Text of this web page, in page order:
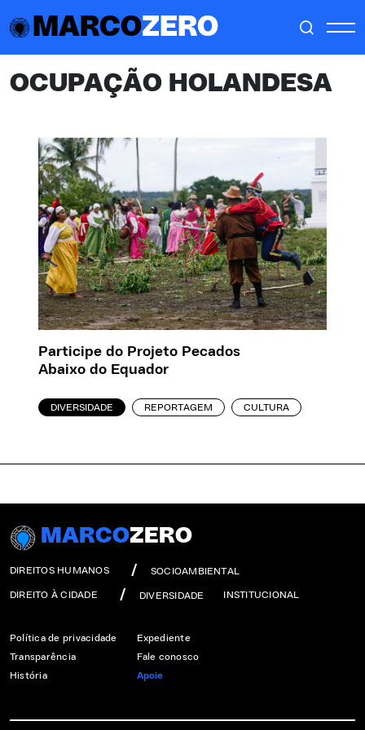
MARCOZERO
OCUPAÇÃO HOLANDESA
Participe do Projeto Pecados
Abaixo do Equador
DIVERSIDADE REPORTAGEM CULTURA
MARCOZERO
DIREITOS HUMANOS SOCIOAMBIENTAL
DIREITO À CIDADE DIVERSIDADE INSTITUCIONAL
Política de privacidade
Transparência
História
Expediente
Fale conosco
Apoie